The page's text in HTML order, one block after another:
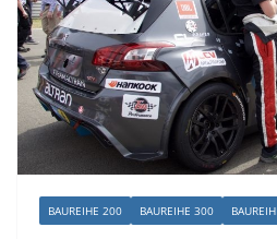
BAUREIHE 200 BAUREIHE 300